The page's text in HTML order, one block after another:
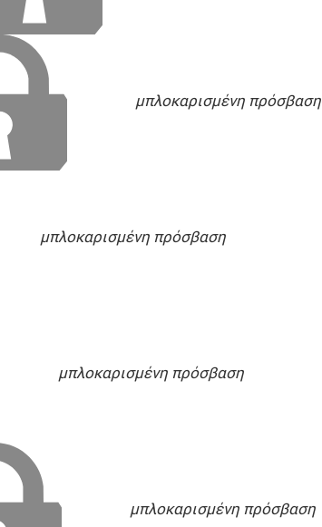
μπλοκαρισμένη πρόσβαση
μπλοκαρισμένη πρόσβαση
μπλοκαρισμένη πρόσβαση
μπλοκαρισμένη πρόσβαση